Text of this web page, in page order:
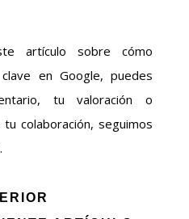
artículo sobre cómo
en Google, puedes
tu valoración o
colaboración, seguimos